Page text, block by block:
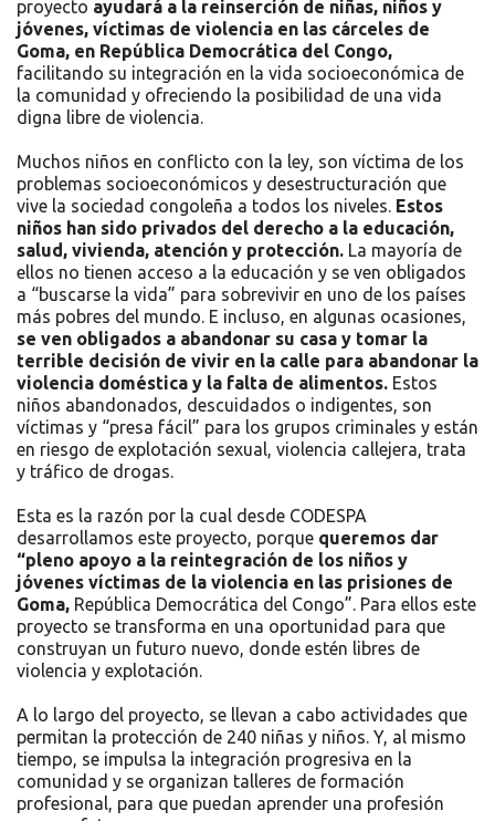
proyecto ayudará a la reinserción de niñas, niños y
jóvenes, víctimas de violencia en las cárceles de
Goma, en República Democrática del Congo,
facilitando su integración en la vida socioeconómica de
la comunidad y ofreciendo la posibilidad de una vida
digna libre de violencia.
Muchos niños en conflicto con la ley, son víctima de los
problemas socioeconómicos y desestructuración que
vive la sociedad congoleña a todos los niveles. Estos
niños han sido privados del derecho a la educación,
salud, vivienda, atención y protección. La mayoría de
ellos no tienen acceso a la educación y se ven obligados
a “buscarse la vida” para sobrevivir en uno de los países
más pobres del mundo. E incluso, en algunas ocasiones,
se ven obligados a abandonar su casa y tomar la
terrible decisión de vivir en la calle para abandonar la
violencia doméstica y la falta de alimentos. Estos
niños abandonados, descuidados o indigentes, son
víctimas y “presa fácil” para los grupos criminales y están
en riesgo de explotación sexual, violencia callejera, trata
y tráfico de drogas.
Esta es la razón por la cual desde CODESPA
desarrollamos este proyecto, porque queremos dar
“pleno apoyo a la reintegración de los niños y
jóvenes víctimas de la violencia en las prisiones de
Goma, República Democrática del Congo”. Para ellos este
proyecto se transforma en una oportunidad para que
construyan un futuro nuevo, donde estén libres de
violencia y explotación.
A lo largo del proyecto, se llevan a cabo actividades que
permitan la protección de 240 niñas y niños. Y, al mismo
tiempo, se impulsa la integración progresiva en la
comunidad y se organizan talleres de formación
profesional, para que puedan aprender una profesión